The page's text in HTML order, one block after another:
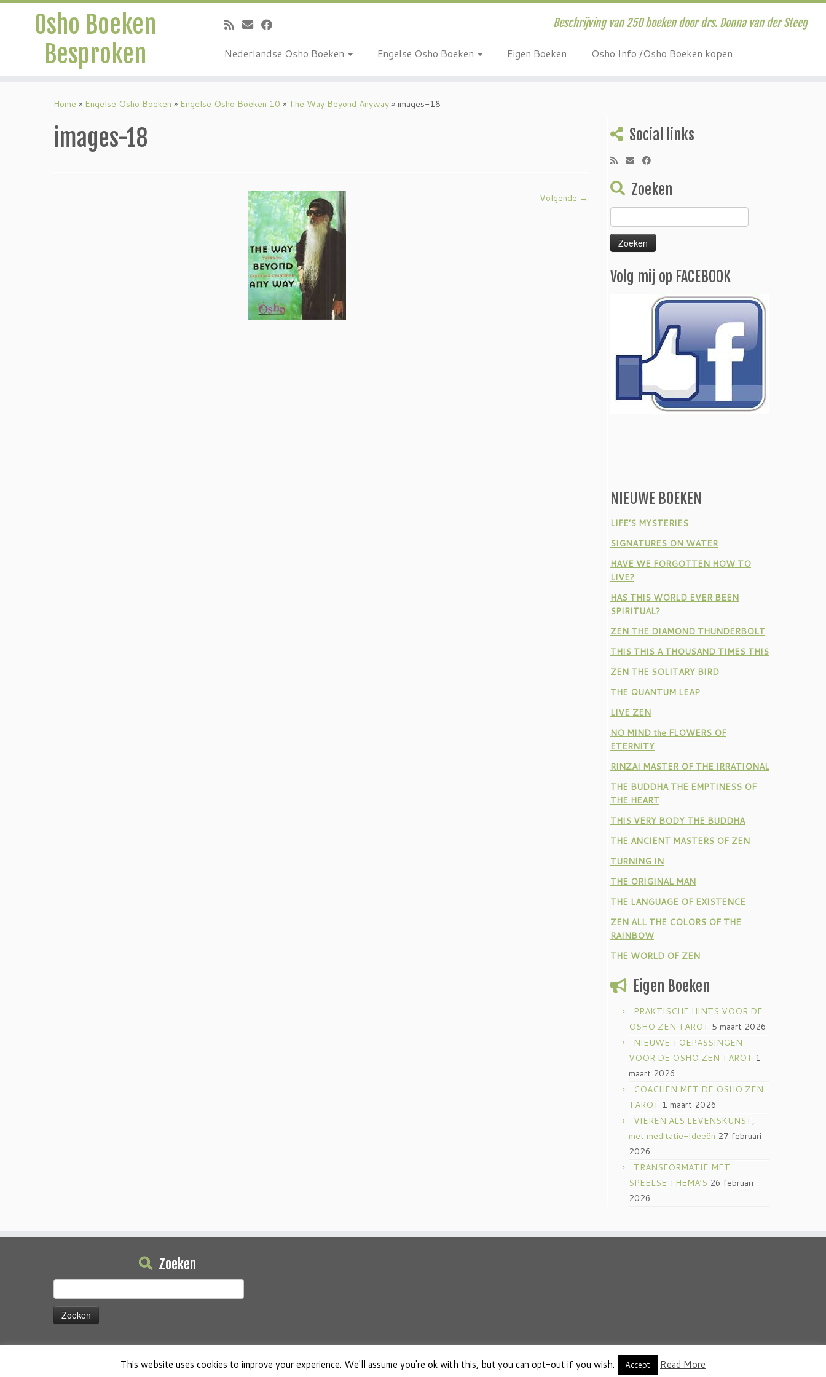
Osho Boeken
Besproken
Beschrijving van 250 boeken door drs. Donna van der Steeg
Nederlandse Osho Boeken Engelse Osho Boeken Eigen Boeken Osho Info /Osho Boeken kopen
Home » Engelse Osho Boeken » Engelse Osho Boeken 10 » The Way Beyond Anyway » images-18
images-18
Volgende →
Social links
Zoeken
naar:
Volg mij op FACEBOOK
NIEUWE BOEKEN
LIFE’S MYSTERIES
SIGNATURES ON WATER
HAVE WE FORGOTTEN HOW TO
LIVE?
HAS THIS WORLD EVER BEEN
SPIRITUAL?
ZEN THE DIAMOND THUNDERBOLT
THIS THIS A THOUSAND TIMES THIS
ZEN THE SOLITARY BIRD
THE QUANTUM LEAP
LIVE ZEN
NO MIND the FLOWERS OF
ETERNITY
RINZAI MASTER OF THE IRRATIONAL
THE BUDDHA THE EMPTINESS OF
THE HEART
THIS VERY BODY THE BUDDHA
THE ANCIENT MASTERS OF ZEN
TURNING IN
THE ORIGINAL MAN
THE LANGUAGE OF EXISTENCE
ZEN ALL THE COLORS OF THE
RAINBOW
THE WORLD OF ZEN
Eigen Boeken
PRAKTISCHE HINTS VOOR DE
OSHO ZEN TAROT 5 maart 2026
NIEUWE TOEPASSINGEN
VOOR DE OSHO ZEN TAROT 1
maart 2026
COACHEN MET DE OSHO ZEN
TAROT 1 maart 2026
VIEREN ALS LEVENSKUNST,
met meditatie-Ideeën 27 februari
2026
TRANSFORMATIE MET
SPEELSE THEMA’S 26 februari
2026
Zoeken
naar:
·© 2026 Osho Boeken Besproken·Aangeboden door ·Ontworpen met deCustomizr thema ·
This website uses cookies to improve your experience. We'll assume you're ok with this, but you can opt-out if you wish. Accept Read More